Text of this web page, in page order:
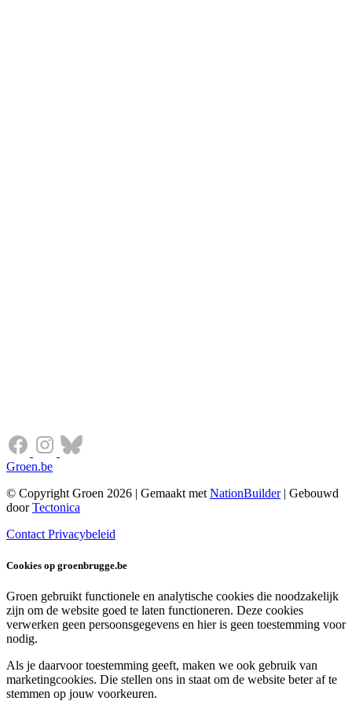
Groen.be
© Copyright Groen 2026 | Gemaakt metNationBuilder| Gebouwd
doorTectonica
ContactPrivacybeleid
Cookies op groenbrugge.be
Groen gebruikt functionele en analytische cookies die noodzakelijk
zijn om de website goed te laten functioneren. Deze cookies
verwerken geen persoonsgegevens en hier is geen toestemming voor
nodig.
Als je daarvoor toestemming geeft, maken we ook gebruik van
marketingcookies. Die stellen ons in staat om de website beter af te
stemmen op jouw voorkeuren.